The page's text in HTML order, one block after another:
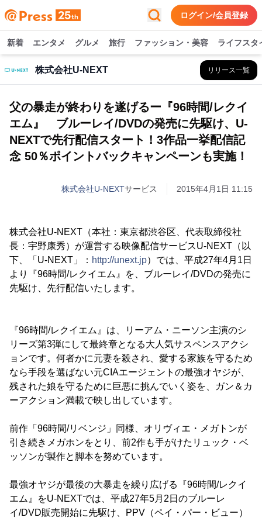
ログイン/会員登録
新着 エンタメ グルメ 旅行 ファッション・美容 ライフスタ
株式会社U-NEXT リリース一覧
父の暴走が終わりを遂げるー『96時間/レクイ
エム』 ブルーレイ/DVDの発売に先駆け、U-
NEXTで先行配信スタート！3作品一挙配信記
念 50％ポイントバックキャンペーンも実施！
株式会社U-NEXTサービス 2015年4月1日 11:15
株式会社U-NEXT（本社：東京都渋谷区、代表取締役社
長：宇野康秀）が運営する映像配信サービスU-NEXT（以
下、「U-NEXT」： http://unext.jp）では、平成27年4月1日
より『96時間/レクイエム』を、ブルーレイ/DVDの発売に
先駆け、先行配信いたします。
『96時間/レクイエム』は、リーアム・ニーソン主演のシ
リーズ第3弾にして最終章となる大人気サスペンスアクシ
ョンです。何者かに元妻を殺され、愛する家族を守るため
なら手段を選ばない元CIAエージェントの最強オヤジが、
残された娘を守るために巨悪に挑んでいく姿を、ガン＆カ
ーアクション満載で映し出しています。
前作「96時間/リベンジ」同様、オリヴィエ・メガトンが
引き続きメガホンをとり、前2作も手がけたリュック・ベ
ッソンが製作と脚本を努めています。
最強オヤジが最後の大暴走を繰り広げる『96時間/レクイ
エム』をU-NEXTでは、平成27年5月2日のブルーレ
イ/DVD販売開始に先駆け、PPV（ペイ・パー・ビュー）